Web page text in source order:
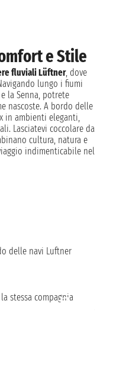
e Stile
fluviali Lüftner, dove
lungo i fiumi
la Senna, potrete
nascoste. A bordo delle
in ambienti eleganti,
Lasciatevi coccolare da
cultura, natura e
indimenticabile nel
delle navi Luftner
stessa compagnia